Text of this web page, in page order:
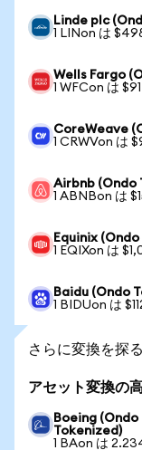
Linde plc
1 LINon は
Wells Fargo
1 WFCon は
CoreWeave
1 CRWVon は
Airbnb (Ondo
1 ABNBon は
Equinix
1 EQIXon は
Baidu (Ondo
1 BIDUon は
さらに変換を探る
アセット変換の
Boeing
Tokenized)
1 BAon は